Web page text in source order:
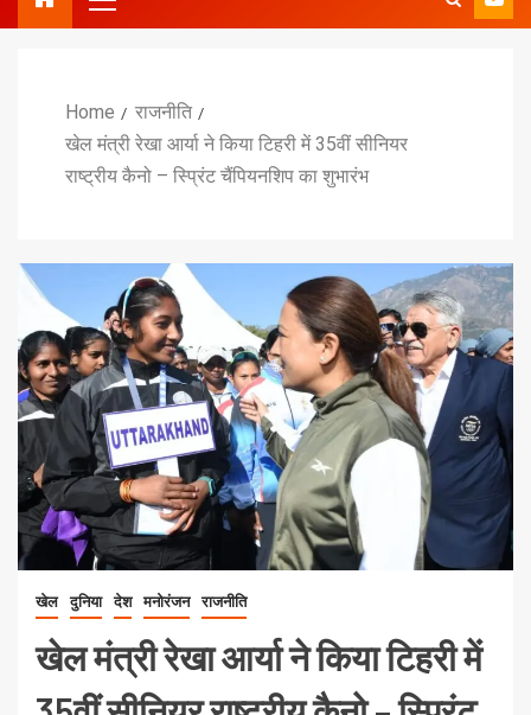
Home
राजनीति
खेल मंत्री रेखा आर्या ने किया टिहरी में 35वीं सीनियर
राष्ट्रीय कैनो – स्प्रिंट चैंपियनशिप का शुभारंभ
खेल दुनिया देश मनोरंजन राजनीति
खेल मंत्री रेखा आर्या ने किया टिहरी में